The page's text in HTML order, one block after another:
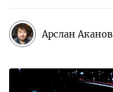
Арслан Аканов